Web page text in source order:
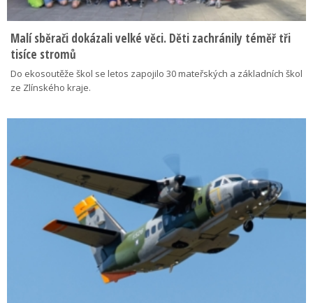
Malí sběrači dokázali velké věci. Děti zachránily téměř tři
tisíce stromů
Do ekosoutěže škol se letos zapojilo 30 mateřských a základních škol
ze Zlínského kraje.